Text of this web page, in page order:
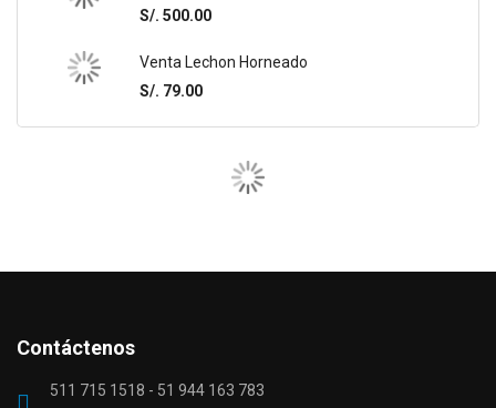
S/. 500.00
Venta Lechon Horneado
S/. 79.00
Contáctenos
511 715 1518 - 51 944 163 783